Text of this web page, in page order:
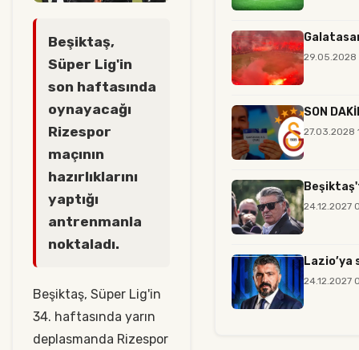
Beşiktaş,
Süper Lig'in
son haftasında
oynayacağı
Rizespor
maçının
hazırlıklarını
yaptığı
antrenmanla
noktaladı.
Beşiktaş, Süper Lig'in
34. haftasında yarın
deplasmanda Rizespor
29.05.2028
SON
27.03.2028
24.12.2027
24.12.2027